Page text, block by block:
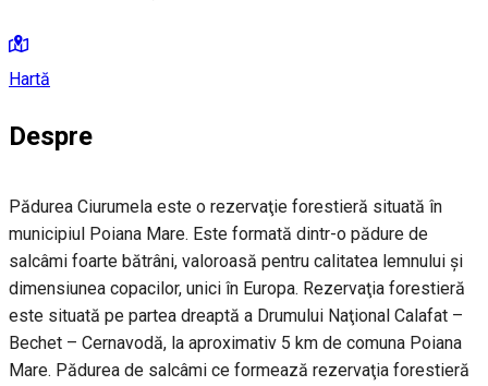
Hartă
Despre
Pădurea Ciurumela este o rezervaţie forestieră situată în
municipiul Poiana Mare. Este formată dintr-o pădure de
salcâmi foarte bătrâni, valoroasă pentru calitatea lemnului şi
dimensiunea copacilor, unici în Europa. Rezervaţia forestieră
este situată pe partea dreaptă a Drumului Naţional Calafat –
Bechet – Cernavodă, la aproximativ 5 km de comuna Poiana
Mare. Pădurea de salcâmi ce formează rezervaţia forestieră